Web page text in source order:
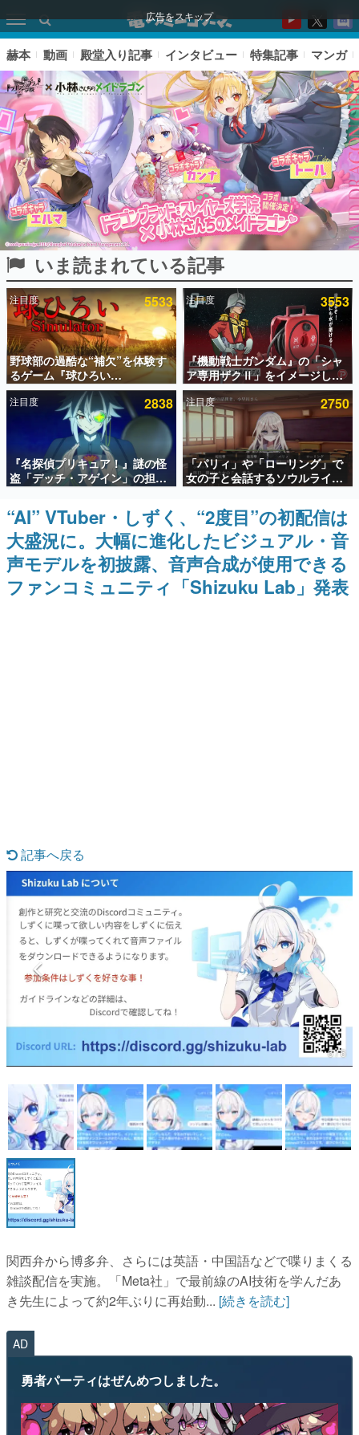
広告をスキップ
ピックアップ
電ファミのいま読まれている記事ランキング
アプリセール情報
インタビュー
連載・特集一覧
殿堂入り記事
SNS拡散数が数千以上！ ページビュー数万以上！ などな
ど。多くの人々に読まれた、電ファミ渾身の“殿堂入り”記
事をまとめました。
ゲームの企画書
名作ゲームクリエイターの方々に製作時のエピソードをお
聞きし、ヒットする企画（ゲーム）とは何か？を探ってい
きます。
この物語を解いてはいけない。『赫本』は、〈試験問題〉
なんでゲームは面白い？
ゲーム開発者・hamatsu氏がゲームの魅力を画面や操作の
具体的な形から解き明かしていく、硬派で骨太な評論連載
です。
ゲームが変えた日本語
「経験値」「裏技」「ラスボス」… ゲームにまつわる言葉
の起源や用法の変遷を、コンピューター文化史研究家・タ
イニーP氏が徹底調査。
カテゴリ
マンガ
女性向け
アプリレビュー
その他
運営：株式会社マレ
赫本 動画 殿堂入り記事 インタビュー 特集記事 マンガ
いま読まれている記事
注目度 5533
野球部の過酷な“補欠”を体験す
るゲーム『球ひろい
Simulator』が「1件」のウィッ
シュリストをもとにチェコ語に
対応しSNSで話題に。『キング
ダム・カム』開発元やチェコの
プロ野球選手から称賛の声
注目度 3553
『機動戦士ガンダム』の「シャ
ア専用ザクⅡ」をイメージした
散水ホースリールが予約開始。
本体にはシャアのパーソナルマ
ークやジオン公国軍のエンブレ
ム、型式番号などを配置
注目度 2838
『名探偵プリキュア！』謎の怪
盗「デッチ・アゲイン」の担当
キャストは天﨑滉平さんと判
明。『Re:ゼロから始める異世
界生活』オットー役、『ヒプノ
シスマイク』山田三郎役など
注目度 2750
「パリィ」や「ローリング」で
女の子と会話するソウルライク
恋愛ゲーム『小早川さんはソウ
ルライク』無料公開。返事に失
敗すると「YOU DIED」
“AI” VTuber・しずく、“2度目”の初配信は
大盛況に。大幅に進化したビジュアル・音
声モデルを初披露、音声合成が使用できる
ファンコミュニティ「Shizuku Lab」発表
記事へ戻る
6 / 6
関西弁から博多弁、さらには英語・中国語などで喋りまくる
雑談配信を実施。「Meta社」で最前線のAI技術を学んだあ
き先生によって約2年ぶりに再始動... [続きを読む]
AD
勇者パーティはぜんめつしました。